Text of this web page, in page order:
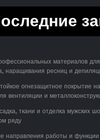
материалов
наращивания ресниц и
огнезащитное покрытие
вентиляции и
ткани и отделка мужских
ряду
направления работы и функции